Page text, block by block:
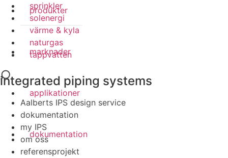
produkter
marknader
applikationer
dokumentation
sprinkler
solenergi
värme & kyla
naturgas
tappvatten
integrated piping systems
Aalberts IPS design service
dokumentation
my IPS
om oss
referensprojekt